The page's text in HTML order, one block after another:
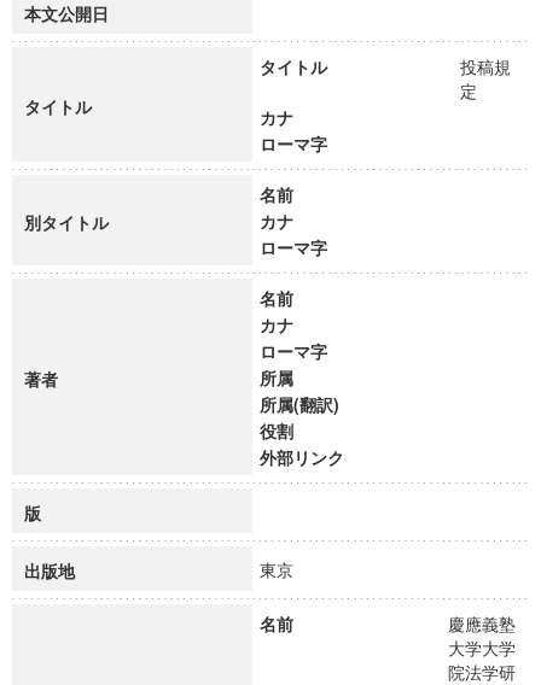
本文公開日
タイトル
タイトル
投稿規
定
カナ
ローマ字
別タイトル
名前
カナ
ローマ字
著者
名前
カナ
ローマ字
所属
所属(翻訳)
役割
外部リンク
版
出版地 東京
名前
慶應義塾
大学大学
院法学研